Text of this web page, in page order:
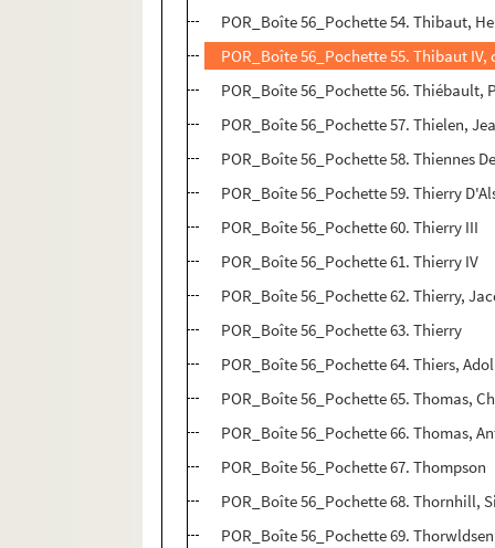
POR_Boîte 56_Pochette 54. Thibaut,
POR_Boîte 56_Pochette 55. Thibaut
POR_Boîte 56_Pochette 56.
POR_Boîte 56_Pochette 57. Thielen,
POR_Boîte 56_Pochette 58. Thiennes
POR_Boîte 56_Pochette 59. Thierry
POR_Boîte 56_Pochette 60. Thierry III
POR_Boîte 56_Pochette 61. Thierry IV
POR_Boîte 56_Pochette 62. Thierry,
POR_Boîte 56_Pochette 63. Thierry
POR_Boîte 56_Pochette 64. Thiers,
POR_Boîte 56_Pochette 65. Thomas,
POR_Boîte 56_Pochette 66. Thomas,
POR_Boîte 56_Pochette 67. Thompson
POR_Boîte 56_Pochette 68. Thornhill,
POR_Boîte 56_Pochette 69.